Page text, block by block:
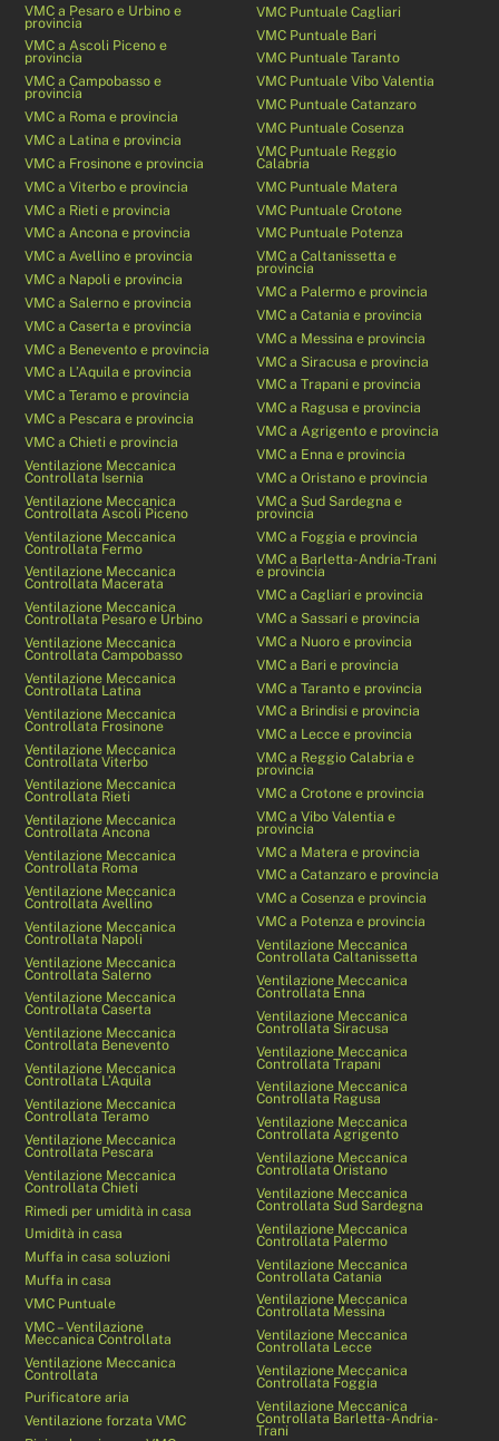
VMC a Pesaro e Urbino e
provincia
VMC a Ascoli Piceno e
provincia
VMC a Campobasso e
provincia
VMC a Roma e provincia
VMC a Latina e provincia
VMC a Frosinone e provincia
VMC a Viterbo e provincia
VMC a Rieti e provincia
VMC a Ancona e provincia
VMC a Avellino e provincia
VMC a Napoli e provincia
VMC a Salerno e provincia
VMC a Caserta e provincia
VMC a Benevento e provincia
VMC a L’Aquila e provincia
VMC a Teramo e provincia
VMC a Pescara e provincia
VMC a Chieti e provincia
Ventilazione Meccanica
Controllata Isernia
Ventilazione Meccanica
Controllata Ascoli Piceno
Ventilazione Meccanica
Controllata Fermo
Ventilazione Meccanica
Controllata Macerata
Ventilazione Meccanica
Controllata Pesaro e Urbino
Ventilazione Meccanica
Controllata Campobasso
Ventilazione Meccanica
Controllata Latina
Ventilazione Meccanica
Controllata Frosinone
Ventilazione Meccanica
Controllata Viterbo
Ventilazione Meccanica
Controllata Rieti
Ventilazione Meccanica
Controllata Ancona
Ventilazione Meccanica
Controllata Roma
Ventilazione Meccanica
Controllata Avellino
Ventilazione Meccanica
Controllata Napoli
Ventilazione Meccanica
Controllata Salerno
Ventilazione Meccanica
Controllata Caserta
Ventilazione Meccanica
Controllata Benevento
Ventilazione Meccanica
Controllata L’Aquila
Ventilazione Meccanica
Controllata Teramo
Ventilazione Meccanica
Controllata Pescara
Ventilazione Meccanica
Controllata Chieti
Rimedi per umidità in casa
Umidità in casa
Muffa in casa soluzioni
Muffa in casa
VMC Puntuale
VMC – Ventilazione
Meccanica Controllata
Ventilazione Meccanica
Controllata
Purificatore aria
Ventilazione forzata VMC
VMC Puntuale Cagliari
VMC Puntuale Bari
VMC Puntuale Taranto
VMC Puntuale Vibo Valentia
VMC Puntuale Catanzaro
VMC Puntuale Cosenza
VMC Puntuale Reggio
Calabria
VMC Puntuale Matera
VMC Puntuale Crotone
VMC Puntuale Potenza
VMC a Caltanissetta e
provincia
VMC a Palermo e provincia
VMC a Catania e provincia
VMC a Messina e provincia
VMC a Siracusa e provincia
VMC a Trapani e provincia
VMC a Ragusa e provincia
VMC a Agrigento e provincia
VMC a Enna e provincia
VMC a Oristano e provincia
VMC a Sud Sardegna e
provincia
VMC a Foggia e provincia
VMC a Barletta-Andria-Trani
e provincia
VMC a Cagliari e provincia
VMC a Sassari e provincia
VMC a Nuoro e provincia
VMC a Bari e provincia
VMC a Taranto e provincia
VMC a Brindisi e provincia
VMC a Lecce e provincia
VMC a Reggio Calabria e
provincia
VMC a Crotone e provincia
VMC a Vibo Valentia e
provincia
VMC a Matera e provincia
VMC a Catanzaro e provincia
VMC a Cosenza e provincia
VMC a Potenza e provincia
Ventilazione Meccanica
Controllata Caltanissetta
Ventilazione Meccanica
Controllata Enna
Ventilazione Meccanica
Controllata Siracusa
Ventilazione Meccanica
Controllata Trapani
Ventilazione Meccanica
Controllata Ragusa
Ventilazione Meccanica
Controllata Agrigento
Ventilazione Meccanica
Controllata Oristano
Ventilazione Meccanica
Controllata Sud Sardegna
Ventilazione Meccanica
Controllata Palermo
Ventilazione Meccanica
Controllata Catania
Ventilazione Meccanica
Controllata Messina
Ventilazione Meccanica
Controllata Lecce
Ventilazione Meccanica
Controllata Foggia
Ventilazione Meccanica
Controllata Barletta-Andria-
Trani